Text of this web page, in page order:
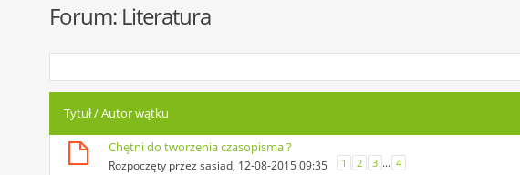
Forum: Literatura
Tytuł/Autor wątku
Chętni do tworzenia czasopisma ?
Rozpoczęty przez sasiad, 12-08-2015 09:35 1 2 3 ... 4